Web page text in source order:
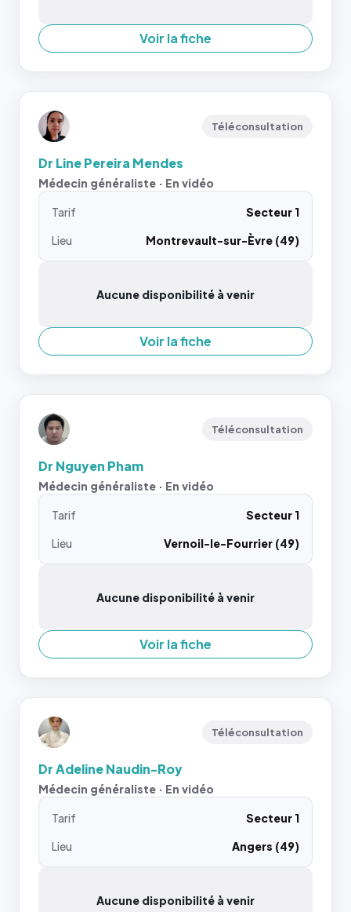
Voir la fiche
Téléconsultation
Dr Line Pereira Mendes
Médecin généraliste · En vidéo
Tarif
Secteur 1
Lieu
Montrevault-sur-Èvre (49)
Aucune disponibilité à venir
Voir la fiche
Téléconsultation
Dr Nguyen Pham
Médecin généraliste · En vidéo
Tarif
Secteur 1
Lieu
Vernoil-le-Fourrier (49)
Aucune disponibilité à venir
Voir la fiche
Téléconsultation
Dr Adeline Naudin-Roy
Médecin généraliste · En vidéo
Tarif
Secteur 1
Lieu
Angers (49)
Aucune disponibilité à venir